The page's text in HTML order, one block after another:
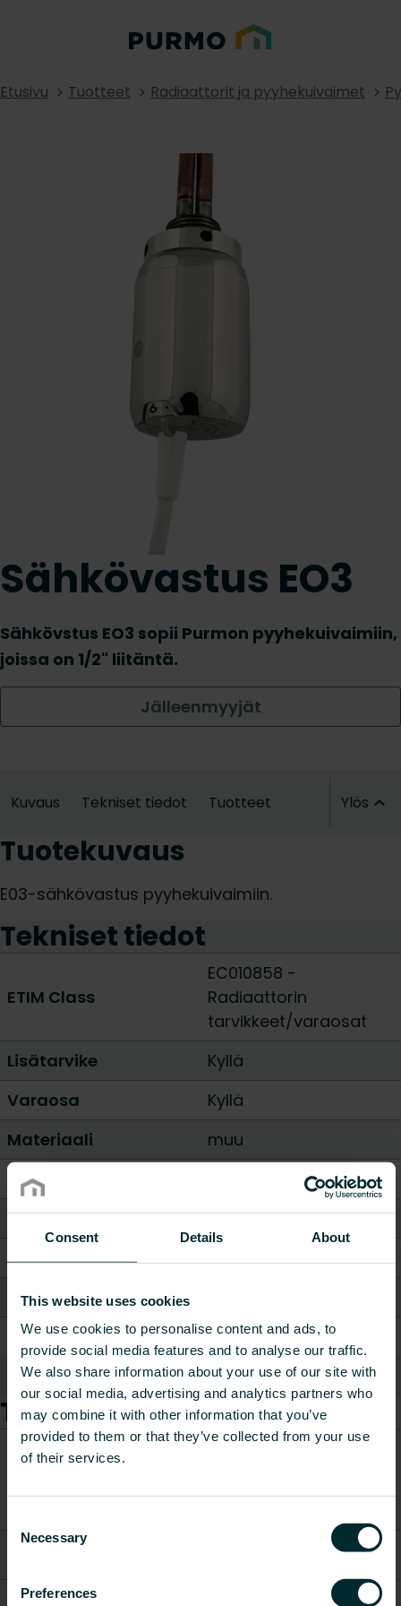
Consent Details About
This website uses cookies
We use cookies to personalise content and ads, to
provide social media features and to analyse our traffic.
We also share information about your use of our site with
our social media, advertising and analytics partners who
may combine it with other information that you’ve
provided to them or that they’ve collected from your use
of their services.
Selection
Necessary
Preferences
Etusivu Tuotteet Radiaattorit ja pyyhekuivaimet
Sähkövastus EO3
Sähkövstus EO3 sopii Purmon pyyhekuivaimiin,
joissa on 1/2" liitäntä.
Jälleenmyyjät
Kuvaus Tekniset tiedot Tuotteet Ylös
Tuotekuvaus
E03-sähkövastus pyyhekuivaimiin.
Tekniset tiedot
ETIM Class
EC010858 -
Radiaattorin
tarvikkeet/varaosat
Lisätarvike
Kyllä
Varaosa
Kyllä
Materiaali
muu
Vakioväri
Kiiltoaste
kiiltävä
Korkeus [mm]
40
Leveys / Pituus [mm]
Syvyys [mm]
40
Näytä kaikki
Tuotteet
CO2/Kg